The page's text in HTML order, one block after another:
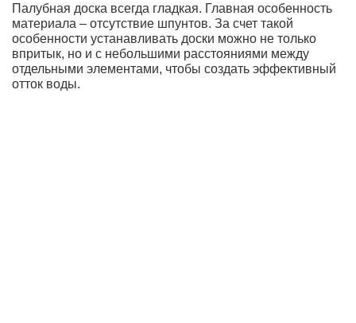
Палубная доска всегда гладкая. Главная особенность
материала – отсутствие шпунтов. За счет такой
особенности устанавливать доски можно не только
впритык, но и с небольшими расстояниями между
отдельными элементами, чтобы создать эффективный
отток воды.